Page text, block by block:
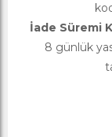
İade Süremi
8 günlük